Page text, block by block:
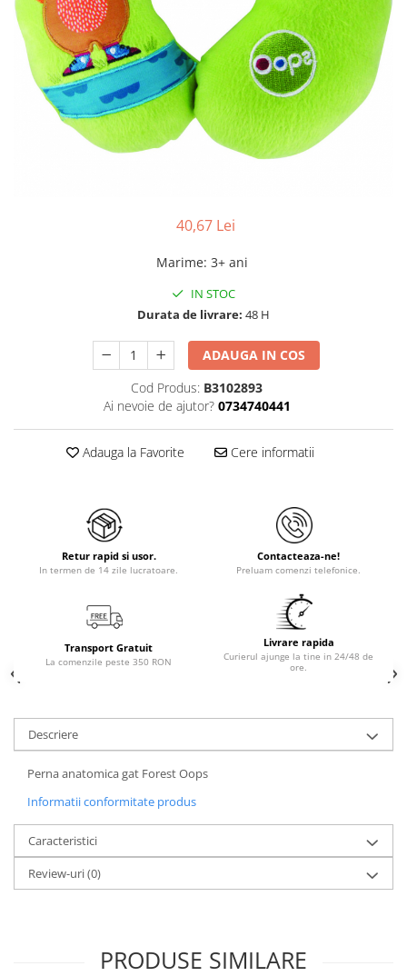
40,67 Lei
Marime: 3+ ani
IN STOC
Durata de livrare: 48 H
ADAUGA IN COS
Cod Produs: B3102893
Ai nevoie de ajutor? 0734740441
Adauga la Favorite Cere informatii
Retur rapid si usor.
In termen de 14 zile lucratoare.
Contacteaza-ne!
Preluam comenzi telefonice.
Transport Gratuit
La comenzile peste 350 RON
Livrare rapida
Curierul ajunge la tine in 24/48 de
ore.
Descriere
Perna anatomica gat Forest Oops
Informatii conformitate produs
Caracteristici
Review-uri(0)
PRODUSE SIMILARE